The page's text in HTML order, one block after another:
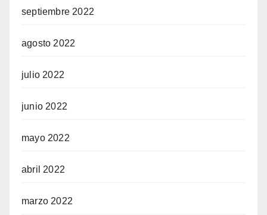
septiembre 2022
agosto 2022
julio 2022
junio 2022
mayo 2022
abril 2022
marzo 2022